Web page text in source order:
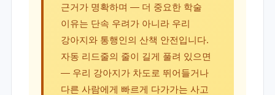
근거가 명확하며 — 더 중요한 학술
이유는 단속 우려가 아니라 우리
강아지와 통행인의 산책 안전입니다.
자동 리드줄의 줄이 길게 풀려 있으면
— 우리 강아지가 차도로 뛰어들거나
다른 사람에게 빠르게 다가가는 사고